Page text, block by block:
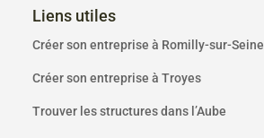
Liens utiles
Créer son entreprise à Romilly-sur-Seine
Créer son entreprise à Troyes
Trouver les structures dans l’Aube